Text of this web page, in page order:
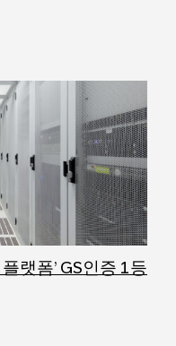
랫폼’ GS인증 1등